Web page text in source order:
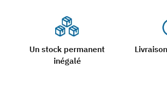
Un stock permanent
inégalé